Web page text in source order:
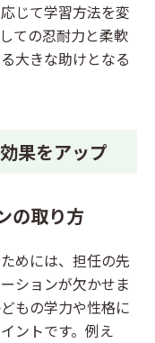
じて学習方法を変
ての忍耐力と柔軟
大きな助けとなる
果をアップ
の取り方
めには、担任の先
ションが欠かせま
もの学力や性格に
ントです。例え